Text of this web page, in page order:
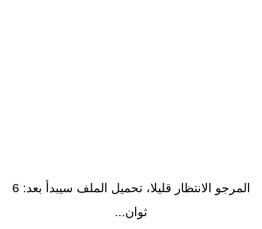
المرجو الانتظار قليلا، تحميل الملف سيبدأ بعد: 6
ثوان...